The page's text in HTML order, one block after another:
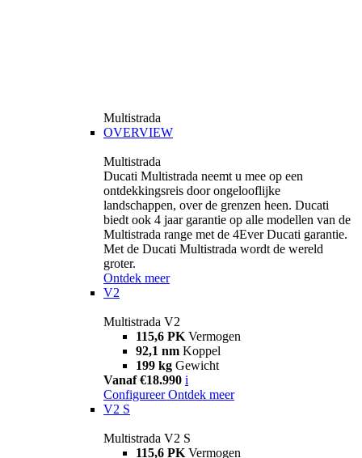
Multistrada
OVERVIEW
Multistrada
Ducati Multistrada neemt u mee op een
ontdekkingsreis door ongelooflijke
landschappen, over de grenzen heen. Ducati
biedt ook 4 jaar garantie op alle modellen van de
Multistrada range met de 4Ever Ducati garantie.
Met de Ducati Multistrada wordt de wereld
groter.
Ontdek meer
V2
Multistrada V2
115,6 PK Vermogen
92,1 nm Koppel
199 kg Gewicht
Vanaf €18.990 i
Configureer Ontdek meer
V2 S
Multistrada V2 S
115,6 PK Vermogen